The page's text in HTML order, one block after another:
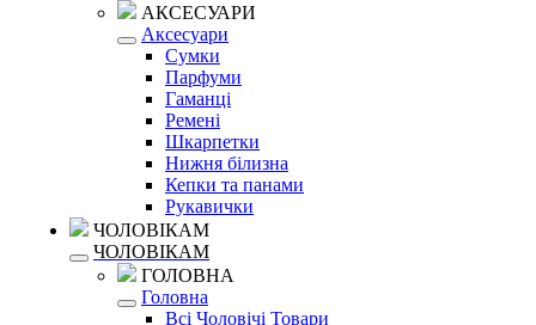
АКСЕСУАРИ
Аксесуари
Сумки
Парфуми
Гаманці
Ремені
Шкарпетки
Нижня білизна
Кепки та панами
Рукавички
ЧОЛОВІКАМ
ЧОЛОВІКАМ
ГОЛОВНА
Головна
Всі Чоловічі Товари